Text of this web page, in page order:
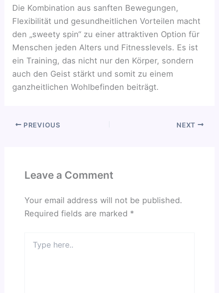
Die Kombination aus sanften Bewegungen,
Flexibilität und gesundheitlichen Vorteilen macht
den „sweety spin“ zu einer attraktiven Option für
Menschen jeden Alters und Fitnesslevels. Es ist
ein Training, das nicht nur den Körper, sondern
auch den Geist stärkt und somit zu einem
ganzheitlichen Wohlbefinden beiträgt.
PREVIOUS NEXT
Leave a Comment
Your email address will not be published.
Required fields are marked *
here..